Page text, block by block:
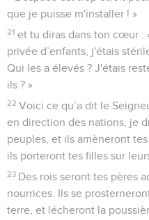
que je puisse m'installer ! »
21 et tu diras dans ton cœur :
privée d’enfants, j'étais
Qui les a élevés ? J'étais
ils ? »
22 Voici ce qu’a dit le
en direction des nations, je
peuples, et ils amèneront
ils porteront tes filles sur
23 Des rois seront tes pères
nourrices. Ils se
terre, et lécheront la